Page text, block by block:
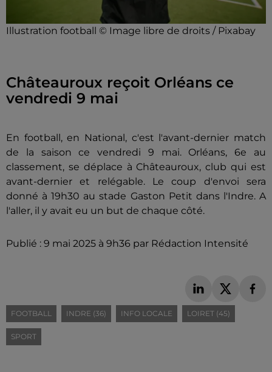
Illustration football © Image libre de droits / Pixabay
Châteauroux reçoit Orléans ce
vendredi 9 mai
En football, en National, c'est l'avant-dernier match
de la saison ce vendredi 9 mai. Orléans, 6e au
classement, se déplace à Châteauroux, club qui est
avant-dernier et relégable. Le coup d'envoi sera
donné à 19h30 au stade Gaston Petit dans l'Indre. A
l'aller, il y avait eu un but de chaque côté.
Publié : 9 mai 2025 à 9h36 par Rédaction Intensité
FOOTBALL INDRE (36) INFO LOCALE LOIRET (45)
SPORT